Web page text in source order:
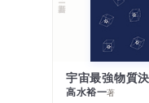
宇宙最強物質
高水裕一著